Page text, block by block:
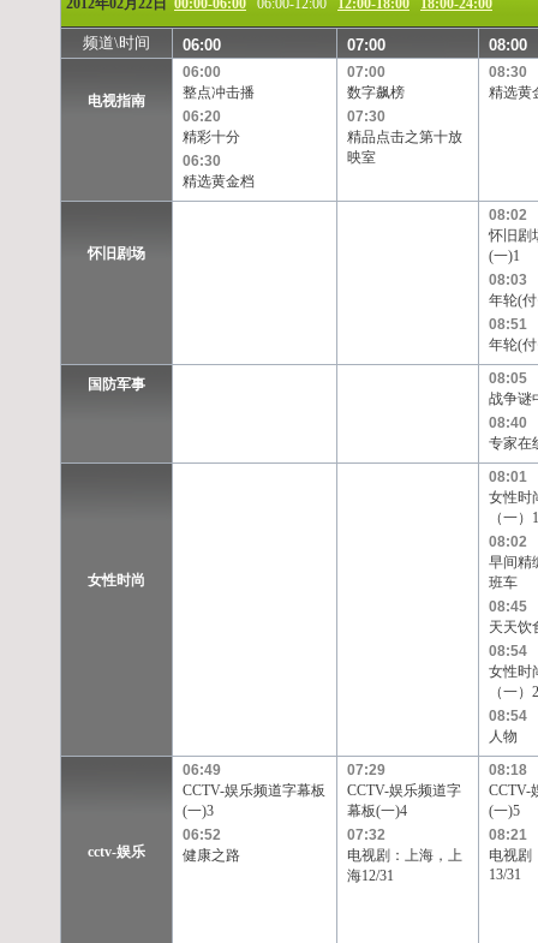
2012年02月22日 00:00-06:00 06:00-12:00 12:00-18:00 18:00-24:00
频道\时间 06:00 07:00 08:00
电视指南
06:00
整点冲击播
06:20
精彩十分
06:30
精选黄金档
07:00
数字飙榜
07:30
精品点击之第十放
映室
08:30
精选黄
怀旧剧场
08:02
怀旧剧
(一)1
08:03
年轮(
08:51
年轮(
国防军事
08:05
战争谜
08:40
专家在
女性时尚
08:01
女性时
（一）1
08:02
早间精
班车
08:45
天天饮
08:54
女性时
（一）2
08:54
人物
cctv-娱乐
06:49
CCTV-娱乐频道字幕板
(一)3
06:52
健康之路
07:29
CCTV-娱乐频道字
幕板(一)4
07:32
电视剧：上海，上
海12/31
08:18
CCTV-
(一)5
08:21
电视剧
13/31